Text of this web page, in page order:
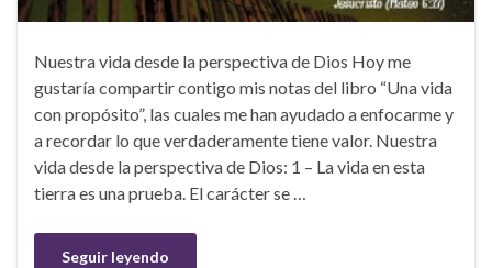
Nuestra vida desde la perspectiva de Dios Hoy me
gustaría compartir contigo mis notas del libro “Una vida
con propósito”, las cuales me han ayudado a enfocarme y
a recordar lo que verdaderamente tiene valor. Nuestra
vida desde la perspectiva de Dios: 1 – La vida en esta
tierra es una prueba. El carácter se …
Seguir leyendo